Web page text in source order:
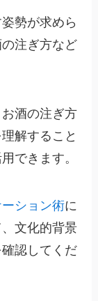
勢が求めら
注ぎ方など
酒の注ぎ方
解すること
できます。
ション術に
文化的背景
認してくだ